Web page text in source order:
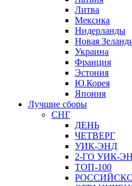
Литва
Мексика
Нидерланды
Новая
Украина
Франция
Эстония
Ю.Корея
Япония
Лучшие сборы
СНГ
ДЕНЬ
ЧЕТВЕРГ
УИК-ЭНД
2-ГО УИК-
ТОП-100